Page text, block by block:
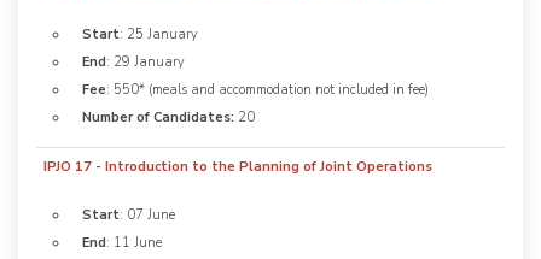
Start: 25 January
End: 29 January
Fee: 550* (meals and accommodation not included in fee)
Number of Candidates: 20
IPJO 17 - Introduction to the Planning of Joint Operations
Start: 07 June
End: 11 June